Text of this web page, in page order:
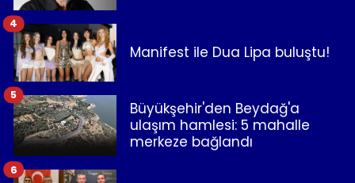
Manifest ile Dua Lipa buluştu!
4
Büyükşehir'den Beydağ'a
ulaşım hamlesi: 5 mahalle
merkeze bağlandı
5
6